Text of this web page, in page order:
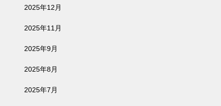
2025年12月
2025年11月
2025年9月
2025年8月
2025年7月